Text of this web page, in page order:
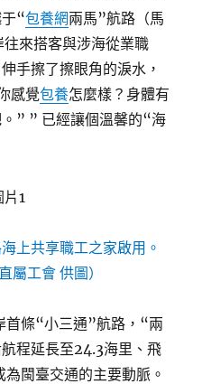
“包養網兩馬”航路（馬
來搭客與涉海從業職
手擦了擦眼角的淚水，
感覺包養怎麼樣？身體有
” ” 已經讓個溫馨的“海
上共享職工之家啟用。
屬工會 供圖）
首條“小三通”航路，“兩
程延長至24.3海里、飛
閩臺交通的主要動脈。